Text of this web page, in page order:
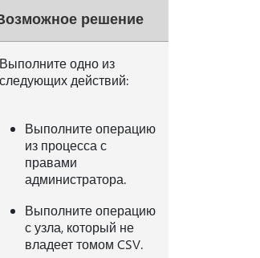
решение
Выполните одно из
следующих действий:
Выполните операцию
из процесса с
правами
администратора.
Выполните операцию
с узла, который не
владеет томом CSV.